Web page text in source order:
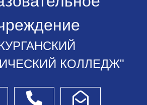
КОЛЛЕДЖ"
ТелефоныНаписать обращение